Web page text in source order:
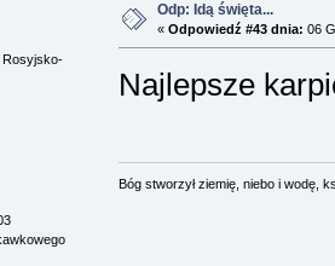
Rosyjsko-
Odp: Idą święta...
« Odpowiedź #43 dnia: 06
Najlepsze
Bóg stworzył ziemię, niebo i wodę,